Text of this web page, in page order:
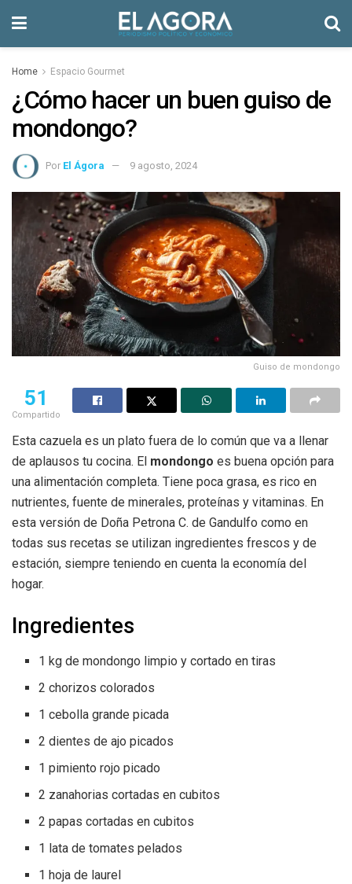
Home Espacio Gourmet
¿Cómo hacer un buen guiso de
mondongo?
Por El Ágora 9 agosto, 2024
Guiso de mondongo
51
Compartido
Esta cazuela es un plato fuera de lo común que va a llenar
de aplausos tu cocina. El mondongo es buena opción para
una alimentación completa. Tiene poca grasa, es rico en
nutrientes, fuente de minerales, proteínas y vitaminas. En
esta versión de Doña Petrona C. de Gandulfo como en
todas sus recetas se utilizan ingredientes frescos y de
estación, siempre teniendo en cuenta la economía del
hogar.
Ingredientes
1 kg de mondongo limpio y cortado en tiras
2 chorizos colorados
1 cebolla grande picada
2 dientes de ajo picados
1 pimiento rojo picado
2 zanahorias cortadas en cubitos
2 papas cortadas en cubitos
1 lata de tomates pelados
1 hoja de laurel